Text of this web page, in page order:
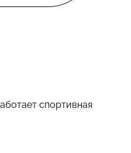
спортивная